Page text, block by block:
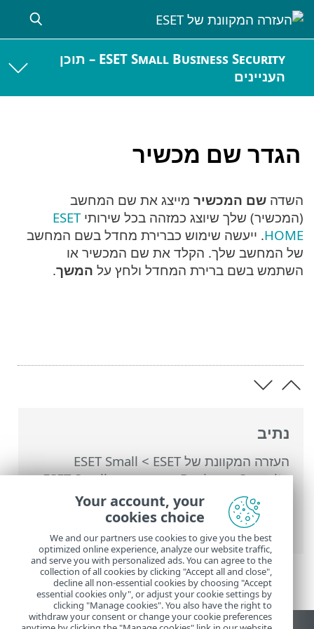
ESET Small Business Security – תוכן
העניינים
הגדר שם מכשיר
נתיב
העזרה המקוונת של ESET >
ESET Small
Business Security
>
עבודה עם ESET Small
Business Security
> הגדרות> כלי אבטחה
מערכת נגד גניבה> חלונות דו-שיח - מערכת
נגד גניבה > הגדר שם מכשיר
השדה שם המכשיר מייצג את שם המחשב
(המכשיר) שלך שיוצג כמזהה בכל שירותיESET
HOME. ייעשה שימוש כברירת מחדל בשם המחשב
של המחשב שלך. הקלד את שם המכשיר או
השתמש בשם ברירת המחדל ולחץ על המשך.
Your account, your
cookies choice
We and our partners use cookies to give you the best
optimized online experience, analyze our website traffic,
and serve you with personalized ads. You can agree to the
collection of all cookies by clicking "Accept all and close",
decline all non-essential cookies by choosing "Accept
essential cookies only", or adjust your cookie settings by
clicking "Manage cookies". You also have the right to
withdraw your consent or change your cookie preferences